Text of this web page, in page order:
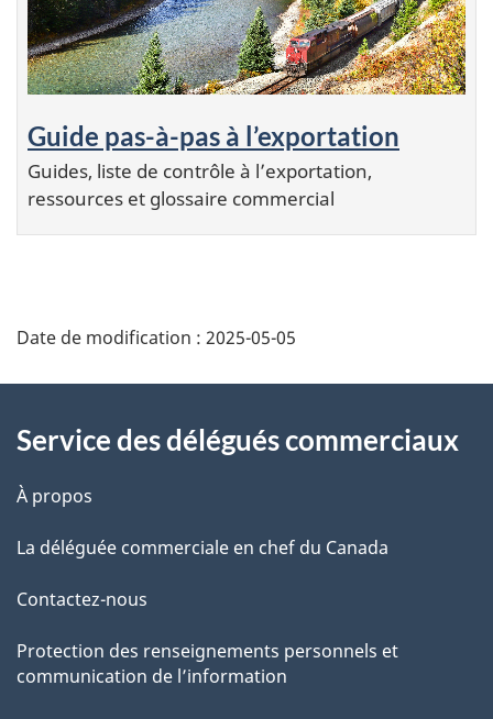
Guide pas-à-pas à l’exportation
Guides, liste de contrôle à l’exportation,
ressources et glossaire commercial
Additional
Information
Date de modification : 2025-05-05
Service des délégués commerciaux
À propos
La déléguée commerciale en chef du Canada
Contactez-nous
Protection des renseignements personnels et
communication de l’information